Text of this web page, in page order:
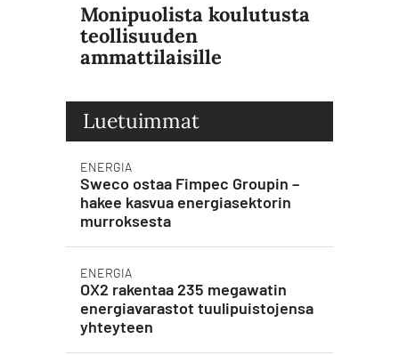
Monipuolista koulutusta
teollisuuden
ammattilaisille
Luetuimmat
ENERGIA
Sweco ostaa Fimpec Groupin –
hakee kasvua energiasektorin
murroksesta
ENERGIA
OX2 rakentaa 235 megawatin
energiavarastot tuulipuistojensa
yhteyteen